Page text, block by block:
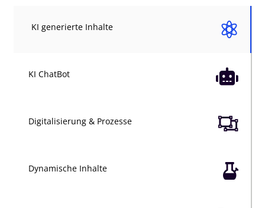

KI generierte Inhalte

KI ChatBot

Digitalisierung & Prozesse

Dynamische Inhalte